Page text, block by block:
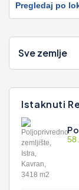
Pregledaj po
Sve zemlje
Istaknuti